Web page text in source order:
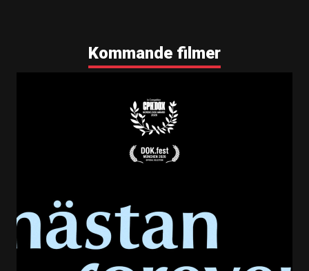
Kommande filmer